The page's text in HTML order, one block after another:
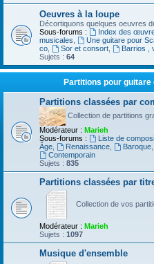
Oeuvres à la loupe
Décortiquons quelques oeuvres
Sous-forums :
Index des
musicales
Une guitare pour
co
Sor et consort, Barrios ,
Sujets : 64
Partitions pour
Partitions classées par
Collection de partitions
Modérateur : Marieh
Sous-forums :
Liste de
Âge
Renaissance, Baroque,
Contemporain
Sujets : 835
Partitions classées par
Collection de vos
Modérateur : Marieh
Sujets : 1097
Musique d'ensemble